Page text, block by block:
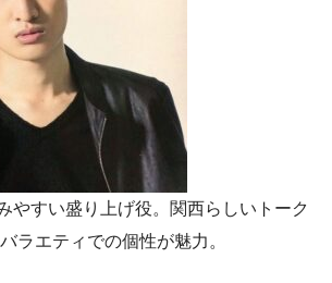
やすい盛り上げ役。関西らしいトーク
ラエティでの個性が魅力。